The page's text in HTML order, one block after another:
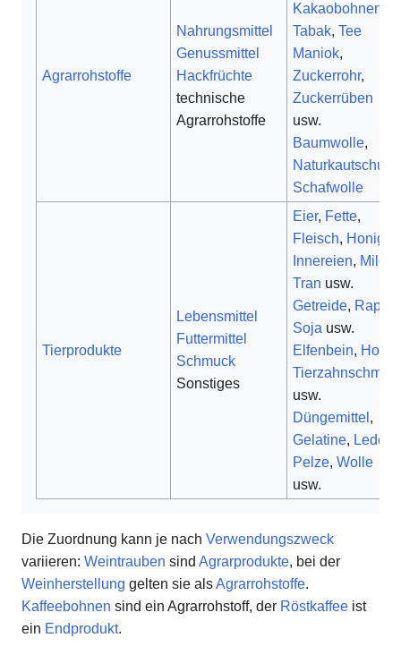
Agrarrohstoffe
Nahrungsmittel
Genussmittel
Hackfrüchte
technische
Agrarrohstoffe
Kakaobohnen
Tabak,Tee
Maniok,
Zuckerrohr,
Zuckerrüben
usw.
Baumwolle,
Naturkautschuk
Schafwolle
Tierprodukte
Lebensmittel
Futtermittel
Schmuck
Sonstiges
Eier, Fette,
Fleisch, Honig
Innereien, Milch
Tran usw.
Getreide, Raps
Soja usw.
Elfenbein, Horn
usw.
Düngemittel ,
Gelatine, Leder
Pelze,Wolle
usw.
Die Zuordnung kann je nach Verwendungszweck
variieren: Weintrauben sind Agrarprodukte, bei der
Weinherstellung gelten sie alsAgrarrohstoffe.
Kaffeebohnen sind ein Agrarrohstoff, der Röstkaffee ist
ein Endprodukt.